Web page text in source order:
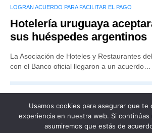
LOGRAN ACUERDO PARA FACILITAR EL PAGO
Hotelería uruguaya
sus huéspedes argentinos
La Asociación de Hoteles y Restaurantes
con el Banco oficial llegaron a un acuerdo…
Usamos cookies para asegurar que te
experiencia en nuestra web. Si
asumiremos que estás de
Publicidad Redacción